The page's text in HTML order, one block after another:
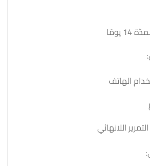
يومًا
الهاتف
اللانهائي